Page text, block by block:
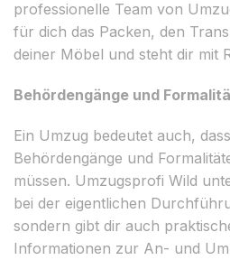
professionelle Team von
für dich das Packen, den
deiner Möbel und steht dir mit
Behördengänge und
Ein Umzug bedeutet auch,
Behördengänge und
müssen. Umzugsprofi Wild
bei der eigentlichen
sondern gibt dir auch
Informationen zur An- und